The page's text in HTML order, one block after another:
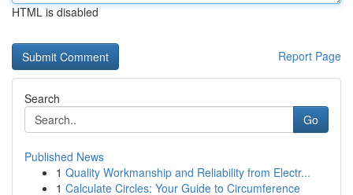
HTML is disabled
Report Page
Search
Go
Published News
1 Quality Workmanship and Reliability from Electr...
1 Calculate Circles: Your Guide to Circumference